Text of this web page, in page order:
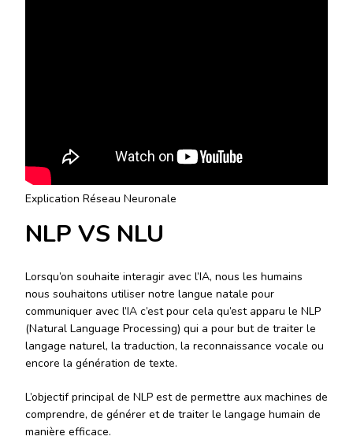
Explication Réseau Neuronale
NLP VS NLU
Lorsqu’on souhaite interagir avec l’IA, nous les humains
nous souhaitons utiliser notre langue natale pour
communiquer avec l’IA c’est pour cela qu’est apparu le NLP
(Natural Language Processing) qui a pour but de traiter le
langage naturel, la traduction, la reconnaissance vocale ou
encore la génération de texte.
L’objectif principal de NLP est de permettre aux machines de
comprendre, de générer et de traiter le langage humain de
manière efficace.